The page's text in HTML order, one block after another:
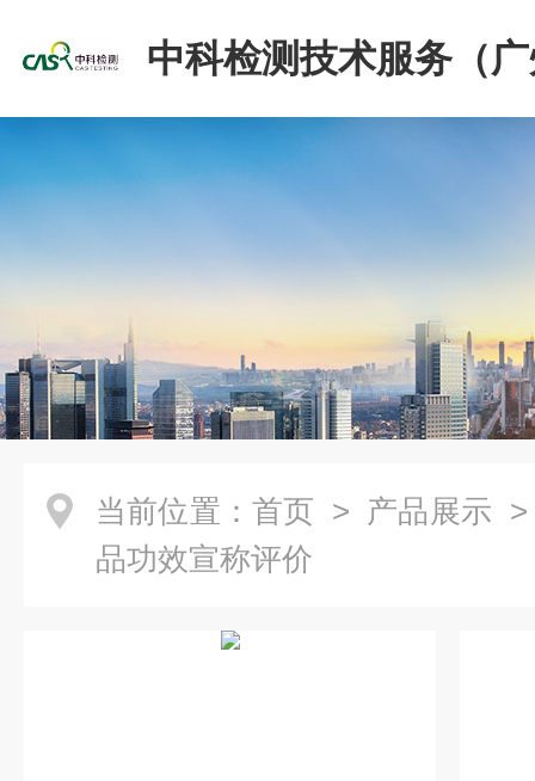
中科检测技术服务（
份有限公司
当前位置： 首页 > 产品展示
品功效宣称评价